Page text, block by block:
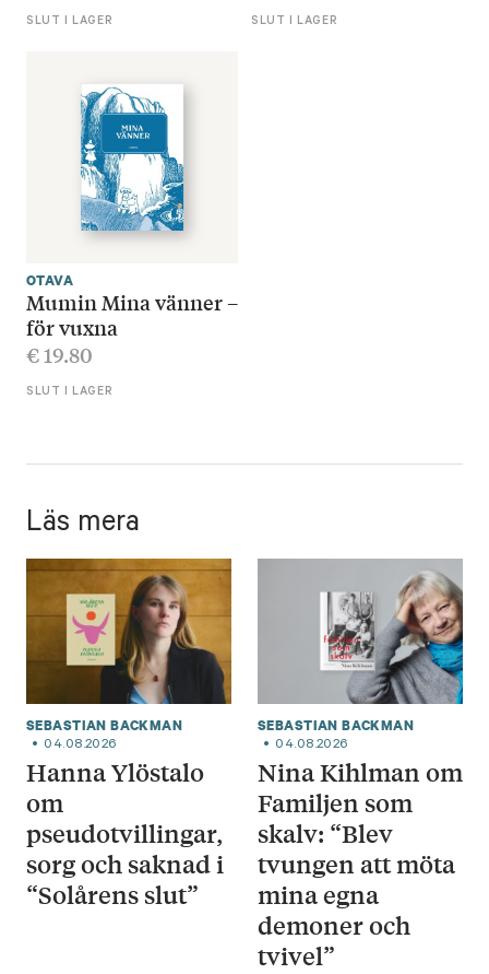
SLUT I LAGER SLUT I LAGER
OTAVA
Mumin Mina vänner –
för vuxna
€19.80
SLUT I LAGER
Läs mera
SEBASTIAN BACKMAN
04.08.2026
Hanna Ylöstalo
om
pseudotvillingar,
sorg och saknad i
“Solårens slut”
SEBASTIAN BACKMAN
04.08.2026
Nina Kihlman om
Familjen som
skalv: “Blev
tvungen att möta
mina egna
demoner och
tvivel”